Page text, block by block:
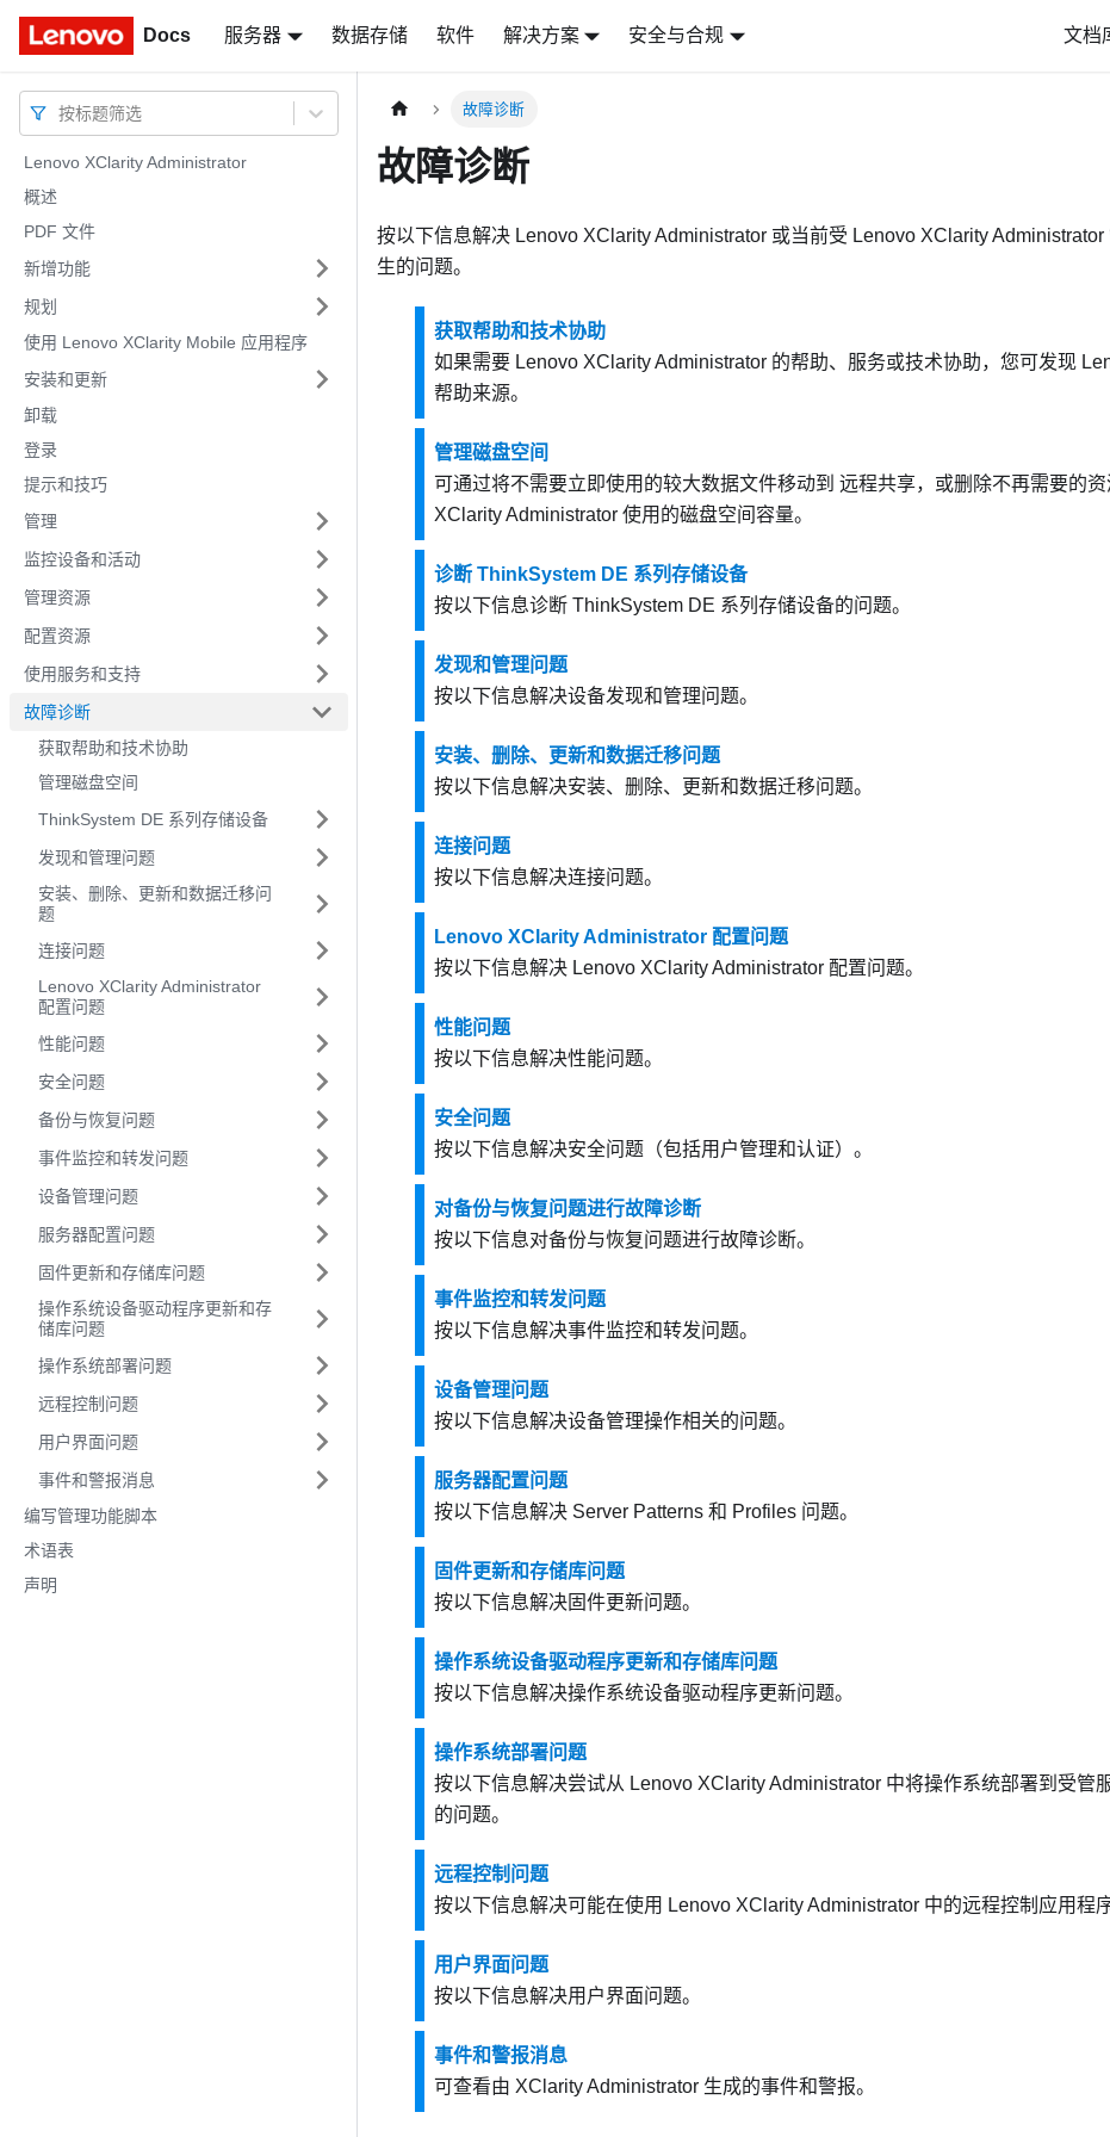
Docs 服务器 数据存储 软件 解决方案 安全与合规 文档
Docs
按标题筛选
Lenovo XClarity Administrator
概述
PDF 文件
新增功能
规划
使用 Lenovo XClarity Mobile 应用程序
安装和更新
卸载
登录
提示和技巧
管理
监控设备和活动
管理资源
配置资源
使用服务和支持
故障诊断
获取帮助和技术协助
管理磁盘空间
ThinkSystem DE 系列存储设备
发现和管理问题
安装、删除、更新和数据迁移问
题
连接问题
Lenovo XClarity Administrator
配置问题
性能问题
安全问题
备份与恢复问题
事件监控和转发问题
设备管理问题
服务器配置问题
固件更新和存储库问题
操作系统设备驱动程序更新和存
储库问题
操作系统部署问题
远程控制问题
用户界面问题
事件和警报消息
编写管理功能脚本
术语表
声明
故障诊断
故障诊断
按以下信息解决 Lenovo XClarity Administrator 或当前受 Lenovo XClarity Administrator
生的问题。
获取帮助和技术协助
如果需要 Lenovo XClarity Administrator 的帮助、服务或技术协助，您可发现
帮助来源。
管理磁盘空间
可通过将不需要立即使用的较大数据文件移动到 远程共享，或删除不再需要的
XClarity Administrator 使用的磁盘空间容量。
诊断 ThinkSystem DE 系列存储设备
按以下信息诊断 ThinkSystem DE 系列存储设备的问题。
发现和管理问题
按以下信息解决设备发现和管理问题。
安装、删除、更新和数据迁移问题
按以下信息解决安装、删除、更新和数据迁移问题。
连接问题
按以下信息解决连接问题。
Lenovo XClarity Administrator 配置问题
按以下信息解决 Lenovo XClarity Administrator 配置问题。
性能问题
按以下信息解决性能问题。
安全问题
按以下信息解决安全问题（包括用户管理和认证）。
对备份与恢复问题进行故障诊断
按以下信息对备份与恢复问题进行故障诊断。
事件监控和转发问题
按以下信息解决事件监控和转发问题。
设备管理问题
按以下信息解决设备管理操作相关的问题。
服务器配置问题
按以下信息解决 Server Patterns 和 Profiles 问题。
固件更新和存储库问题
按以下信息解决固件更新问题。
操作系统设备驱动程序更新和存储库问题
按以下信息解决操作系统设备驱动程序更新问题。
操作系统部署问题
按以下信息解决尝试从 Lenovo XClarity Administrator 中将操作系统部署到受管
的问题。
远程控制问题
按以下信息解决可能在使用 Lenovo XClarity Administrator 中的远程控制应用程
用户界面问题
按以下信息解决用户界面问题。
事件和警报消息
可查看由 XClarity Administrator 生成的事件和警报。